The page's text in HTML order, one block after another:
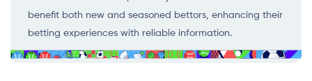
benefit both new and seasoned bettors, enhancing their
betting experiences with reliable information.